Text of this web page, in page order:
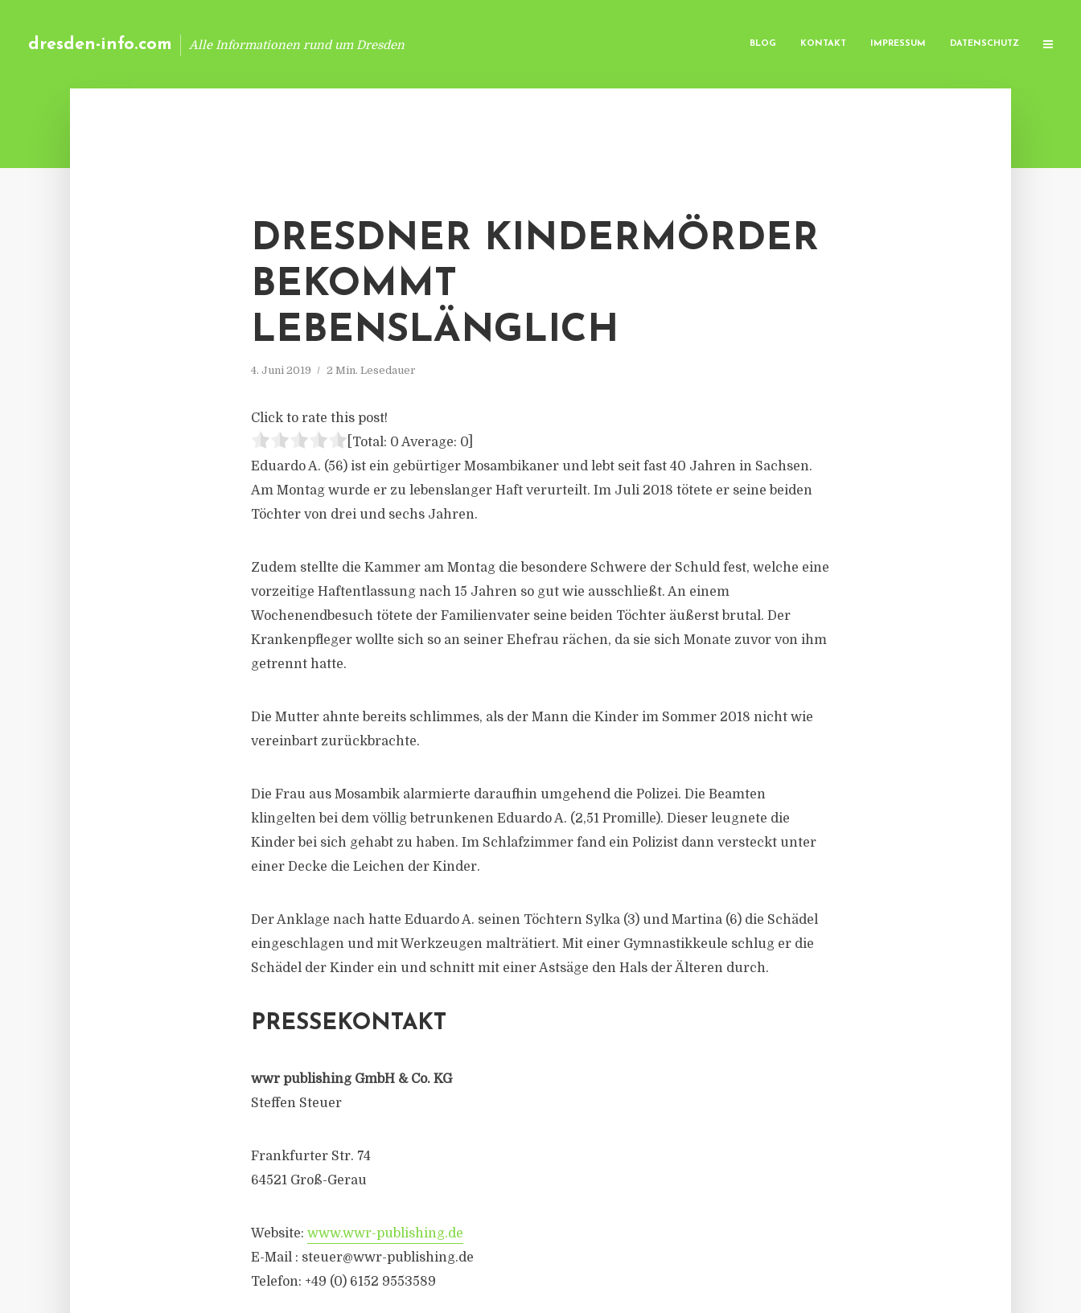
dresden-info.com Alle Informationen rund um Dresden BLOG KONTAKT IMPRESSUM DATENSCHUTZ
DRESDNER KINDERMÖRDER
BEKOMMT
LEBENSLÄNGLICH
4. Juni 2019 2 Min. Lesedauer
Click to rate this post!
[Total: 0 Average: 0
Eduardo A. (56) ist ein gebürtiger Mosambikaner und lebt seit fast 40 Jahren in Sachsen.
Am Montag wurde er zu lebenslanger Haft verurteilt. Im Juli 2018 tötete er seine beiden
Töchter von drei und sechs Jahren.
Zudem stellte die Kammer am Montag die besondere Schwere der Schuld fest, welche eine
vorzeitige Haftentlassung nach 15 Jahren so gut wie ausschließt. An einem
Wochenendbesuch tötete der Familienvater seine beiden Töchter äußerst brutal. Der
Krankenpfleger wollte sich so an seiner Ehefrau rächen, da sie sich Monate zuvor von ihm
getrennt hatte.
Die Mutter ahnte bereits schlimmes, als der Mann die Kinder im Sommer 2018 nicht wie
vereinbart zurückbrachte.
Die Frau aus Mosambik alarmierte daraufhin umgehend die Polizei. Die Beamten
klingelten bei dem völlig betrunkenen Eduardo A. (2,51 Promille). Dieser leugnete die
Kinder bei sich gehabt zu haben. Im Schlafzimmer fand ein Polizist dann versteckt unter
einer Decke die Leichen der Kinder.
Der Anklage nach hatte Eduardo A. seinen Töchtern Sylka (3) und Martina (6) die Schädel
eingeschlagen und mit Werkzeugen malträtiert. Mit einer Gymnastikkeule schlug er die
Schädel der Kinder ein und schnitt mit einer Astsäge den Hals der Älteren durch.
PRESSEKONTAKT
wwr publishing GmbH & Co. KG
Steffen Steuer
Frankfurter Str. 74
64521 Groß-Gerau
Website: www.wwr-publishing.de
E-Mail : steuer@wwr-publishing.de
Telefon: +49 (0) 6152 9553589